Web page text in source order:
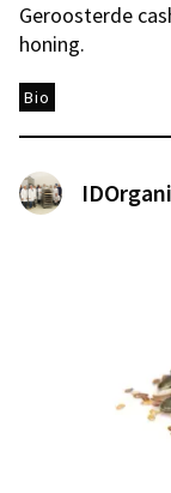
Geroosterde
honing.
Bio